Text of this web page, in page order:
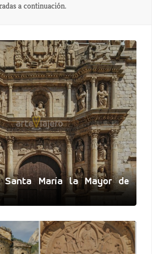
a continuación.
Santa María la Mayor de